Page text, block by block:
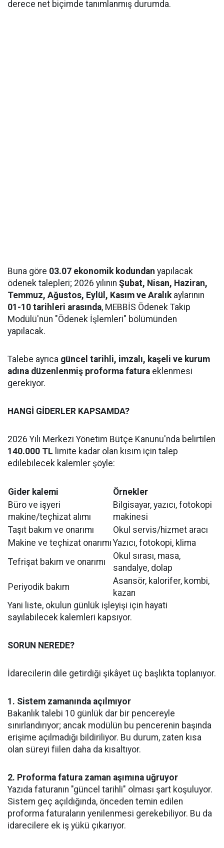
derece net biçimde tanımlanmış durumda.
Buna göre 03.07 ekonomik kodundan yapılacak
ödenek talepleri; 2026 yılının Şubat, Nisan, Haziran,
Temmuz, Ağustos, Eylül, Kasım ve Aralıkaylarının
01-10 tarihleri arasında, MEBBİS Ödenek Takip
Modülü'nün "Ödenek İşlemleri" bölümünden
yapılacak.
Talebe ayrıca güncel tarihli, imzalı, kaşeli ve kurum
adına düzenlenmiş proforma fatura eklenmesi
gerekiyor.
HANGİ GİDERLER KAPSAMDA?
2026 Yılı Merkezi Yönetim Bütçe Kanunu'nda belirtilen
140.000 TL limite kadar olan kısım için talep
edilebilecek kalemler şöyle:
Gider kalemi
Örnekler
Büro ve işyeri
makine/teçhizat alımı
Bilgisayar, yazıcı, fotokopi
makinesi
Taşıt bakım ve onarımı
Okul servis/hizmet aracı
Makine ve teçhizat onarımı Yazıcı, fotokopi, klima
Tefrişat bakım ve onarımı
Okul sırası, masa,
sandalye, dolap
Periyodik bakım
Asansör, kalorifer, kombi,
kazan
Yani liste, okulun günlük işleyişi için hayati
sayılabilecek kalemleri kapsıyor.
SORUN NEREDE?
İdarecilerin dile getirdiği şikâyet üç başlıkta toplanıyor.
1. Sistem zamanında açılmıyor
Bakanlık talebi 10 günlük dar bir pencereyle
sınırlandırıyor; ancak modülün bu pencerenin başında
erişime açılmadığı bildiriliyor. Bu durum, zaten kısa
olan süreyi fiilen daha da kısaltıyor.
2. Proforma fatura zaman aşımına uğruyor
Yazıda faturanın "güncel tarihli" olması şart koşuluyor.
Sistem geç açıldığında, önceden temin edilen
proforma faturaların yenilenmesi gerekebiliyor. Bu da
idarecilere ek iş yükü çıkarıyor.